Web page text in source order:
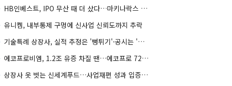
HB인베스트, IPO 무산 때 더 샀다…마키나락스 투자 2.7배 회수
유니켐, 내부통제 구멍에 신사업 신뢰도까지 추락
기술특례 상장사, 실적 추정은 '뻥튀기'·공시는 '누락'
에코프로비엠, 1.2조 유증 차질 땐…에코프로 7270억 '독박'
상장사 옷 벗는 신세계푸드…사업재편 성과 입증할까